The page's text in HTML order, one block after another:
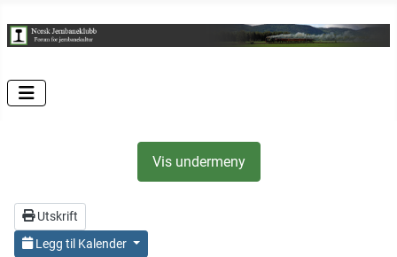
Vis undermeny
Utskrift
Legg til Kalender